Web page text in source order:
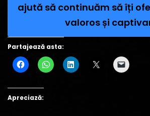
ajută să continuăm să îți
valoros și
Partajează asta:
Apreciază: